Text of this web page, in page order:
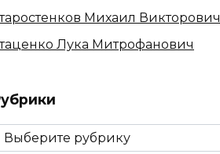
Михаил Викторович
Лука Митрофанович